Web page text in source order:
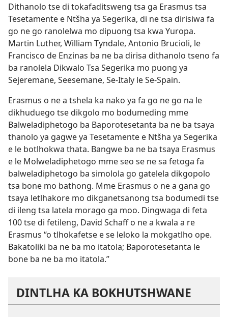
Dithanolo tse di tokafaditsweng tsa ga Erasmus tsa
Tesetamente e Ntšha ya Segerika, di ne tsa dirisiwa fa
go ne go ranolelwa mo dipuong tsa kwa Yuropa.
Martin Luther, William Tyndale, Antonio Brucioli, le
Francisco de Enzinas ba ne ba dirisa dithanolo tseno fa
ba ranolela Dikwalo Tsa Segerika mo puong ya
Sejeremane, Seesemane, Se-Italy le Se-Spain.
Erasmus o ne a tshela ka nako ya fa go ne go na le
dikhuduego tse dikgolo mo bodumeding mme
Balweladiphetogo ba Baporotesetanta ba ne ba tsaya
thanolo ya gagwe ya Tesetamente e Ntšha ya Segerika
e le botlhokwa thata. Bangwe ba ne ba tsaya Erasmus
e le Molweladiphetogo mme seo se ne sa fetoga fa
balweladiphetogo ba simolola go gatelela dikgopolo
tsa bone mo bathong. Mme Erasmus o ne a gana go
tsaya letlhakore mo dikganetsanong tsa bodumedi tse
di ileng tsa latela morago ga moo. Dingwaga di feta
100 tse di fetileng, David Schaff o ne a kwala a re
Erasmus “o tlhokafetse e se leloko la mokgatlho ope.
Bakatoliki ba ne ba mo itatola; Baporotesetanta le
bone ba ne ba mo itatola.”
DINTLHA KA BOKHUTSHWANE